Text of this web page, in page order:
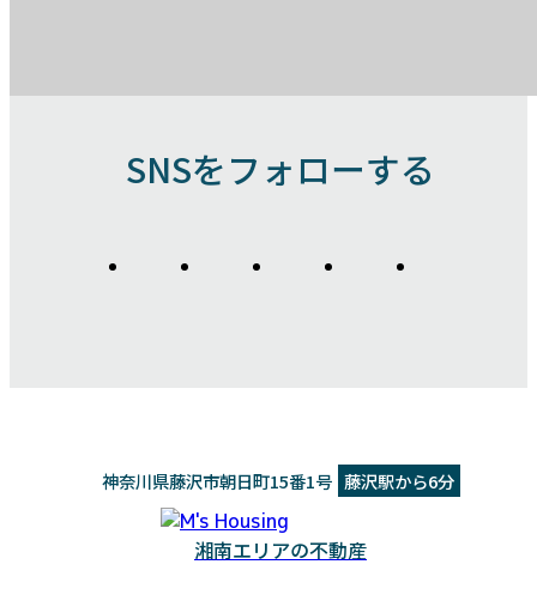
SNSをフォローする
湘南エリアの不動産
神奈川県藤沢市朝日町15番1号 藤沢駅から6分